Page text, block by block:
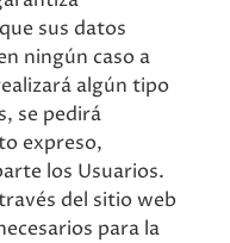
sus datos
ningún caso a
algún tipo
se pedirá
expreso,
los Usuarios.
del sitio web
para la